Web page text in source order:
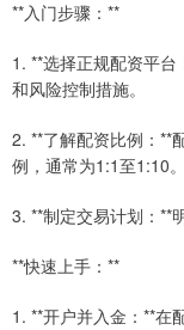
**入门步骤：**
1. **选择正规配资平
和风险控制措施。
2. **了解配资比例：**
例，通常为1:1至1:10。
3. **制定交易计划：**
**快速上手：**
1. **开户并入金：**在